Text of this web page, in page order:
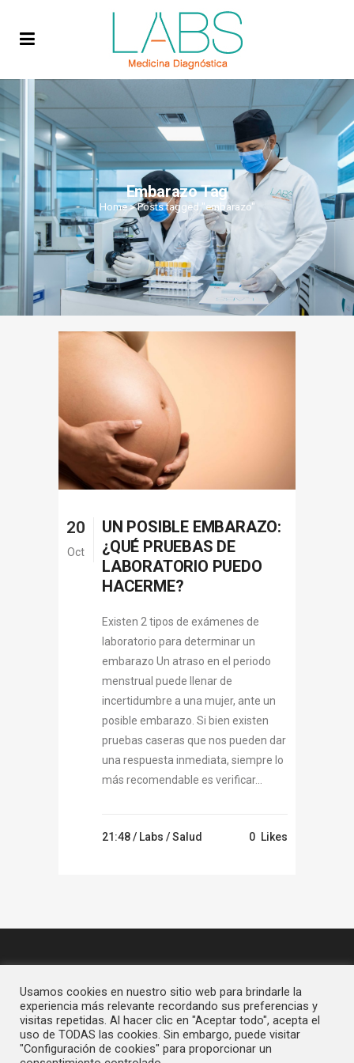
Embarazo Tag
Home>Posts tagged "embarazo"
20
Oct
UN POSIBLE EMBARAZO:
¿QUÉ PRUEBAS DE
LABORATORIO PUEDO
HACERME?
Existen 2 tipos de exámenes de
laboratorio para determinar un
embarazo Un atraso en el periodo
menstrual puede llenar de
incertidumbre a una mujer, ante un
posible embarazo. Si bien existen
pruebas caseras que nos pueden dar
una respuesta inmediata, siempre lo
más recomendable es verificar...
21:48 / Labs /Salud 0 Likes
Usamos cookies en nuestro sitio web para brindarle la
experiencia más relevante recordando sus preferencias y
visitas repetidas. Al hacer clic en "Aceptar todo", acepta el
uso de TODAS las cookies. Sin embargo, puede visitar
"Configuración de cookies" para proporcionar un